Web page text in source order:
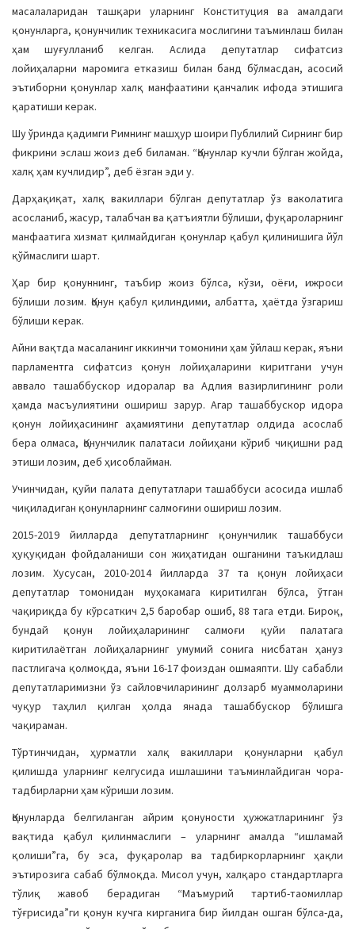
масалаларидан ташқари уларнинг Конституция ва амалдаги
қонунларга, қонунчилик техникасига мослигини таъминлаш билан
ҳам шуғулланиб келган. Аслида депутатлар сифатсиз
лойиҳаларни маромига етказиш билан банд бўлмасдан, асосий
эътиборни қонунлар халқ манфаатини қанчалик ифода этишига
қаратиши керак.
Шу ўринда қадимги Римнинг машҳур шоири Публилий Сирнинг бир
фикрини эслаш жоиз деб биламан. “Қонунлар кучли бўлган жойда,
халқ ҳам кучлидир”, деб ёзган эди у.
Дарҳақиқат, халқ вакиллари бўлган депутатлар ўз ваколатига
асосланиб, жасур, талабчан ва қатъиятли бўлиши, фуқароларнинг
манфаатига хизмат қилмайдиган қонунлар қабул қилинишига йўл
қўймаслиги шарт.
Ҳар бир қонуннинг, таъбир жоиз бўлса, кўзи, оёғи, ижроси
бўлиши лозим. Қонун қабул қилиндими, албатта, ҳаётда ўзгариш
бўлиши керак.
Айни вақтда масаланинг иккинчи томонини ҳам ўйлаш керак, яъни
парламентга сифатсиз қонун лойиҳаларини киритгани учун
аввало ташаббускор идоралар ва Адлия вазирлигининг роли
ҳамда масъулиятини ошириш зарур. Агар ташаббускор идора
қонун лойиҳасининг аҳамиятини депутатлар олдида асослаб
бера олмаса, Қонунчилик палатаси лойиҳани кўриб чиқишни рад
этиши лозим, деб ҳисоблайман.
Учинчидан, қуйи палата депутатлари ташаббуси асосида ишлаб
чиқиладиган қонунларнинг салмоғини ошириш лозим.
2015-2019 йилларда депутатларнинг қонунчилик ташаббуси
ҳуқуқидан фойдаланиши сон жиҳатидан ошганини таъкидлаш
лозим. Хусусан, 2010-2014 йилларда 37 та қонун лойиҳаси
депутатлар томонидан муҳокамага киритилган бўлса, ўтган
чақириқда бу кўрсаткич 2,5 баробар ошиб, 88 тага етди. Бироқ,
бундай қонун лойиҳаларининг салмоғи қуйи палатага
киритилаётган лойиҳаларнинг умумий сонига нисбатан ҳануз
пастлигача қолмоқда, яъни 16-17 фоиздан ошмаяпти. Шу сабабли
депутатларимизни ўз сайловчиларининг долзарб муаммоларини
чуқур таҳлил қилган ҳолда янада ташаббускор бўлишга
чақираман.
Тўртинчидан, ҳурматли халқ вакиллари қонунларни қабул
қилишда уларнинг келгусида ишлашини таъминлайдиган чора-
тадбирларни ҳам кўриши лозим.
Қонунларда белгиланган айрим қонуности ҳужжатларининг ўз
вақтида қабул қилинмаслиги – уларнинг амалда “ишламай
қолиши”га, бу эса, фуқаролар ва тадбиркорларнинг ҳақли
эътирозига сабаб бўлмоқда. Мисол учун, халқаро стандартларга
тўлиқ жавоб берадиган “Маъмурий тартиб-таомиллар
тўғрисида”ги қонун кучга кирганига бир йилдан ошган бўлса-да,